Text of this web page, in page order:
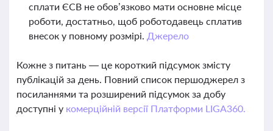
сплати ЄСВ не обов’язково мати основне місце
роботи, достатньо, щоб роботодавець сплатив
внесок у повному розмірі. Джерело
Кожне з питань — це короткий підсумок змісту
публікацій за день. Повний список першоджерел з
посиланнями та розширений підсумок за добу
доступні у комерційній версії Платформи LIGA360.